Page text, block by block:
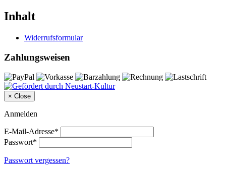
Inhalt
Widerrufsformular
Zahlungsweisen
× Close
Anmelden
E-Mail-Adresse*
Passwort*
Passwort vergessen?